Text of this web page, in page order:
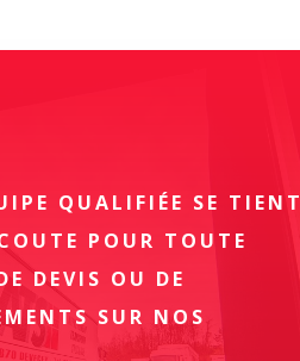
QUALIFIÉE SE TIENT
POUR TOUTE
DEVIS OU DE
SUR NOS